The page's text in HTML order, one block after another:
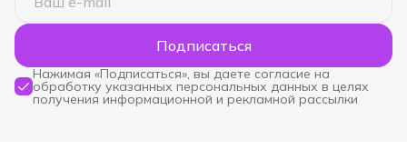
Подписаться
Нажимая «Подписаться», вы даете согласие на
обработку указанных персональных данных в целях
получения информационной и рекламной рассылки